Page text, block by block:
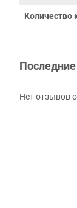
Количество
Нет отзывов